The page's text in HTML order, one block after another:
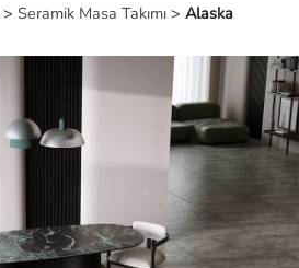
> Seramik Masa Takımı > Alaska